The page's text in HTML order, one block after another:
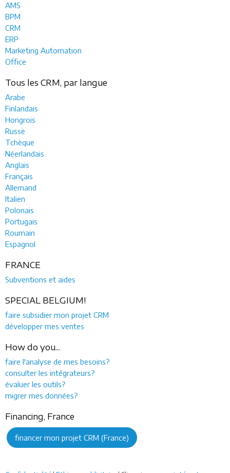
AMS
BPM
CRM
ERP
Marketing Automation
Office
Tous les CRM, par langue
Arabe
Finlandais
Hongrois
Russe
Tchèque
Néerlandais
Anglais
Français
Allemand
Italien
Polonais
Portugais
Roumain
Espagnol
FRANCE
Subventions et aides
SPECIAL BELGIUM!
faire subsidier mon projet CRM
développer mes ventes
How do you...
faire l'analyse de mes besoins?
consulter les intégrateurs?
évaluer les outils?
migrer mes données?
Financing, France
financer mon projet CRM (France)